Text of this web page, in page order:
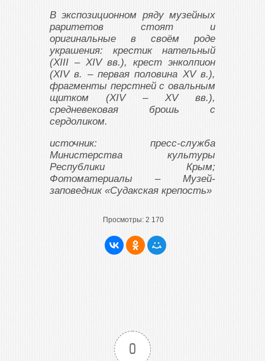
В экспозиционном ряду музейных
раритетов стоят и
оригинальные в своём роде
украшения: крестик нательный
(XIII – XIV вв.), крест энколпион
(XIV в. – первая половина XV в.),
фрагменты перстней с овальным
щитком (XIV – XV вв.),
средневековая брошь с
сердоликом.
источник: пресс-служба
Министерства культуры
Республики Крым;
Фотоматериалы – Музей-
заповедник «Судакская крепость»
Просмотры: 2 170
0